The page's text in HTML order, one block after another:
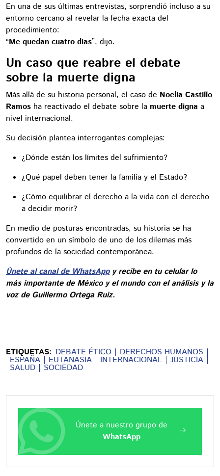
En una de sus últimas entrevistas, sorprendió incluso a su
entorno cercano al revelar la fecha exacta del
procedimiento:
“Me quedan cuatro días”, dijo.
Un caso que reabre el debate
sobre la muerte digna
Más allá de su historia personal, el caso de Noelia Castillo
Ramos ha reactivado el debate sobre la muerte digna a
nivel internacional.
Su decisión plantea interrogantes complejas:
¿Dónde están los límites del sufrimiento?
¿Qué papel deben tener la familia y el Estado?
¿Cómo equilibrar el derecho a la vida con el derecho
a decidir morir?
En medio de posturas encontradas, su historia se ha
convertido en un símbolo de uno de los dilemas más
profundos de la sociedad contemporánea.
Únete al canal de WhatsAppy recibe en tu celular lo
más importante de México y el mundo con el análisis y la
voz de Guillermo Ortega Ruiz.
ETIQUETAS: DEBATE ÉTICO DERECHOS HUMANOS
ESPAÑA EUTANASIA INTERNACIONAL JUSTICIA
SALUD SOCIEDAD
Únete a nuestro grupo de
WhatsApp